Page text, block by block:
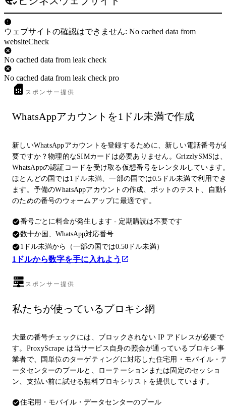
ウェブサイトの確認はできません: No cached data from
websiteCheck
No cached data from leak check
No cached data from leak check pro
スポンサー提供
WhatsAppアカウントを1ドル未満で作成
新しいWhatsAppアカウントを登録するために、新しい電話番号が
要ですか？物理的なSIMカードは必要ありません。GrizzlySMSは
WhatsAppの認証コードを受け取る仮想番号をレンタルしています
ほとんどの国では1ドル未満、一部の国では0.5ドル未満で利用でき
ます。予備のWhatsAppアカウントの作成、ボットのテスト、自動
のための番号のウォームアップに最適です。
番号ごとに料金が発生します - 定期購読は不要です
数十か国、WhatsApp対応番号
1ドル未満から（一部の国では0.50ドル未満）
1ドルから数字を手に入れよう
スポンサー提供
私たちが使っているプロキシ網
大量の番号チェックには、ブロックされない IP アドレスが必要で
す。ProxyScrape は当サービス自身の照会が通っているプロキシ事
業者で、国単位のターゲティングに対応した住宅用・モバイル・
ータセンターのプールと、ローテーションまたは固定のセッショ
ン、支払い前に試せる無料プロキシリストを提供しています。
住宅用・モバイル・データセンターのプール